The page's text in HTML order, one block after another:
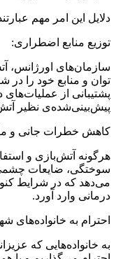
دلایل این امر مهم
توزیع منابع اضطراری:
سازمان‌های اورژانس،
توان و منابع خود را
پشتیبانی از
پیش‌بینی‌شده‌ی نظیر
کاهش خطرات جانی و
هرگونه آتش‌بازی و
سوختگی، ضایعات
می‌دهد که در شرایط
درمانی وارد آورد.
احترام به خانواده‌های
به خانواده‌هایی که